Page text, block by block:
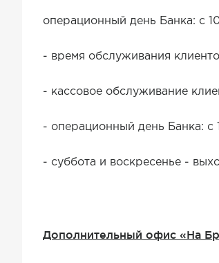
операционный день Банка: с
- время обслуживания
- кассовое обслуживание
- операционный день Банка: с
- суббота и
Дополнительный офис «На